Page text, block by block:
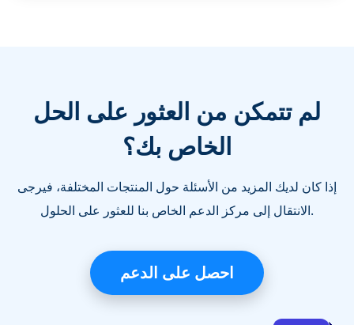
لم تتمكن من العثور على الحل
الخاص بك؟
إذا كان لديك المزيد من الأسئلة حول المنتجات المختلفة، فيرجى
الانتقال إلى مركز الدعم الخاص بنا للعثور على الحلول.
احصل على الدعم